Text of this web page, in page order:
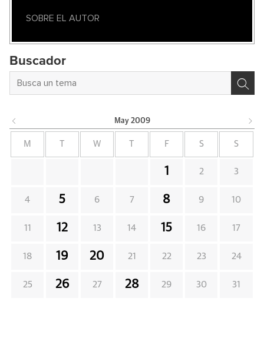
SOBRE EL AUTOR
Buscador
May 2009
M W F S S
1 2 3
4 5 6 7 8 9 10
11 12 13 14 15 16 17
18 19 20 21 22 23 24
25 26 27 28 29 30 31